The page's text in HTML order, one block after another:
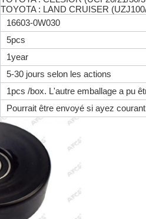
TOYOTA : LAND CRUISER
16603-0W030
5pcs
1year
5-30 jours selon les actions
1pcs /box. L'autre emballage a pu
Pourrait être envoyé si ayez courant